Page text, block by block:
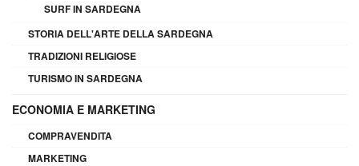
SURF IN SARDEGNA
STORIA DELL'ARTE DELLA SARDEGNA
TRADIZIONI RELIGIOSE
TURISMO IN SARDEGNA
ECONOMIA E MARKETING
COMPRAVENDITA
MARKETING